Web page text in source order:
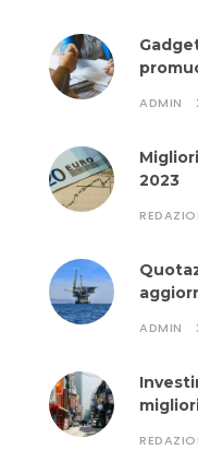
ADMIN
2023
ADMIN